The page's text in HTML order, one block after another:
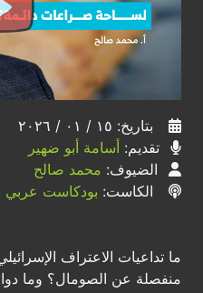
بتاريخ: ١٥ / ٠١ / ٢٠٢٦
تقديم: أسامة أبو ضهير
الضيوف: محمد صالح
الكاست: بودكاست
ما تداعيات الاعتراف
منفصلة عن الصومال؟ وما